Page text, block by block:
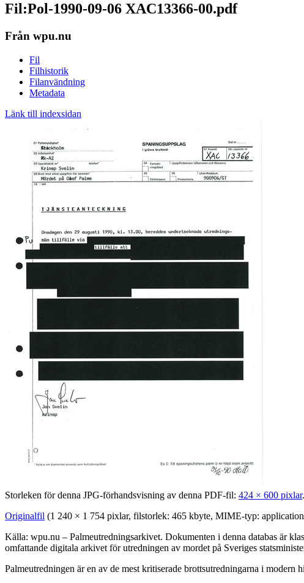
Fil:Pol-1990-09-06 XAC13366-00.pdf
Från wpu.nu
Fil
Filhistorik
Filanvändning
Metadata
Länk till indexsidan
Storleken för denna JPG-förhandsvisning av denna PDF-fil: 424 × 600 pixlar.
Originalfil (1 240 × 1 754 pixlar, filstorlek: 465 kbyte, MIME-typ:
Källa: wpu.nu – Palmeutredningsarkivet. Dokumenten i denna databas är
omfattande digitala arkivet för utredningen av mordet på Sveriges
Palmeutredningen är en av de mest kritiserade brottsutredningarna i